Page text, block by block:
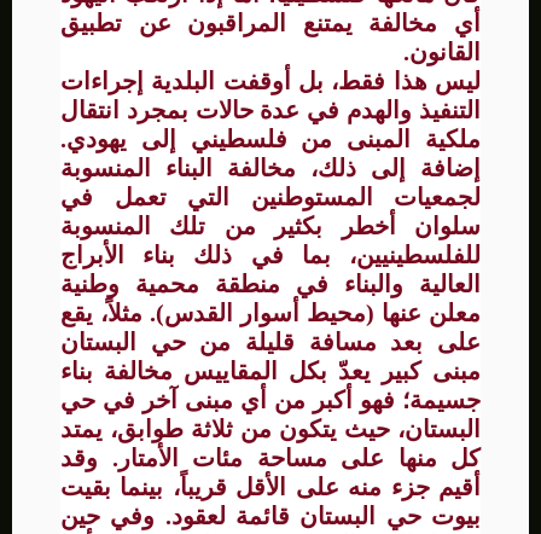
أي مخالفة يمتنع المراقبون عن تطبيق
القانون.
ليس هذا فقط، بل أوقفت البلدية إجراءات
التنفيذ والهدم في عدة حالات بمجرد انتقال
ملكية المبنى من فلسطيني إلى يهودي.
إضافة إلى ذلك، مخالفة البناء المنسوبة
لجمعيات المستوطنين التي تعمل في
سلوان أخطر بكثير من تلك المنسوبة
للفلسطينيين، بما في ذلك بناء الأبراج
العالية والبناء في منطقة محمية وطنية
معلن عنها (محيط أسوار القدس). مثلاً، يقع
على بعد مسافة قليلة من حي البستان
مبنى كبير يعدّ بكل المقاييس مخالفة بناء
جسيمة؛ فهو أكبر من أي مبنى آخر في حي
البستان، حيث يتكون من ثلاثة طوابق، يمتد
كل منها على مساحة مئات الأمتار. وقد
أقيم جزء منه على الأقل قريباً، بينما بقيت
بيوت حي البستان قائمة لعقود. وفي حين